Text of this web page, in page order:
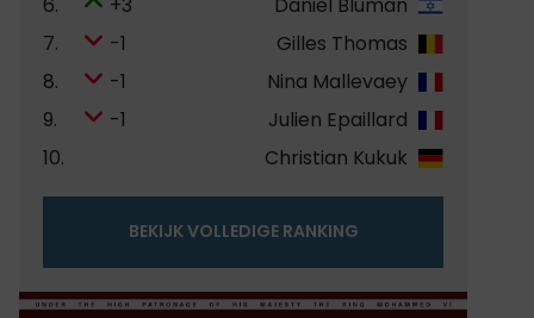
7.
-1
Gilles Thomas
8.
-1
Nina Mallevaey
9.
-1
Julien Epaillard
10.
Christian Kukuk
BEKIJK VOLLEDIGE RANKING